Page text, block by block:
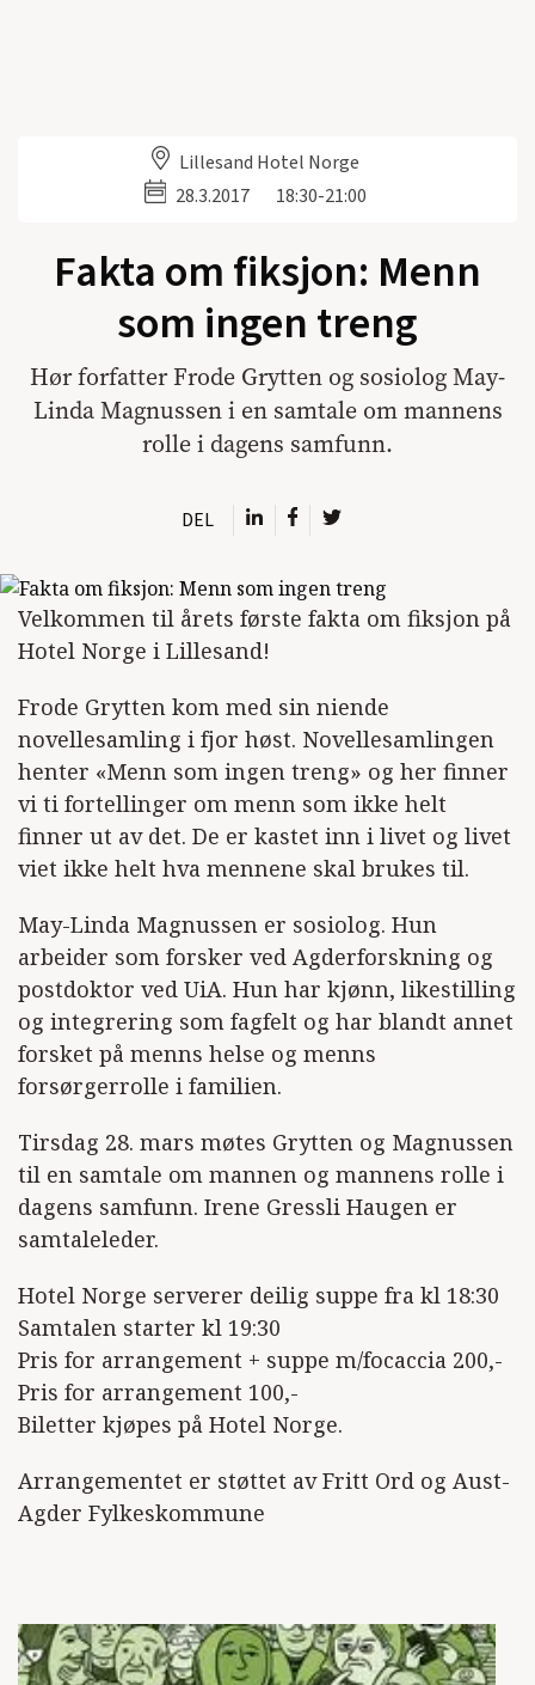
Lillesand Hotel Norge
28.3.2017
18:30-21:00
Fakta om fiksjon: Menn
som ingen treng
Hør forfatter Frode Grytten og sosiolog May-
Linda Magnussen i en samtale om mannens
rolle i dagens samfunn.
DEL
Velkommen til årets første fakta om fiksjon på
Hotel Norge i Lillesand!
Frode Grytten kom med sin niende
novellesamling i fjor høst. Novellesamlingen
henter «Menn som ingen treng» og her finner
vi ti fortellinger om menn som ikke helt
finner ut av det. De er kastet inn i livet og livet
viet ikke helt hva mennene skal brukes til.
May-Linda Magnussen er sosiolog. Hun
arbeider som forsker ved Agderforskning og
postdoktor ved UiA. Hun har kjønn, likestilling
og integrering som fagfelt og har blandt annet
forsket på menns helse og menns
forsørgerrolle i familien.
Tirsdag 28. mars møtes Grytten og Magnussen
til en samtale om mannen og mannens rolle i
dagens samfunn. Irene Gressli Haugen er
samtaleleder.
Hotel Norge serverer deilig suppe fra kl 18:30
Samtalen starter kl 19:30
Pris for arrangement + suppe m/focaccia 200,-
Pris for arrangement 100,-
Biletter kjøpes på Hotel Norge.
Arrangementet er støttet av Fritt Ord og Aust-
Agder Fylkeskommune